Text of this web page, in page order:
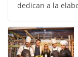
dedican a la